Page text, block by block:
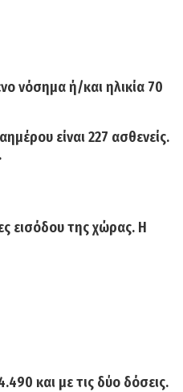
νόσημα ή/και ηλικία 70
είναι227 ασθενείς.
εισόδου της χώρας. Η
και με τις δύο δόσεις.